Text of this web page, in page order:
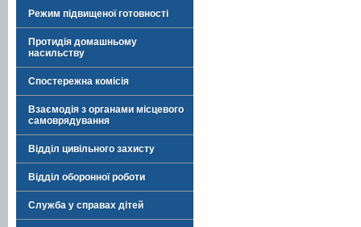
Режим підвищеної готовності
Протидія домашньому
насильству
Спостережна комісія
Взаємодія з органами місцевого
самоврядування
Відділ цивільного захисту
Відділ оборонної роботи
Служба у справах дітей